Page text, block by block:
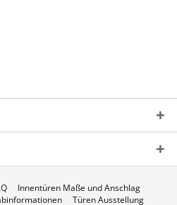
Innentüren Maße und Anschlag
Türen Ausstellung